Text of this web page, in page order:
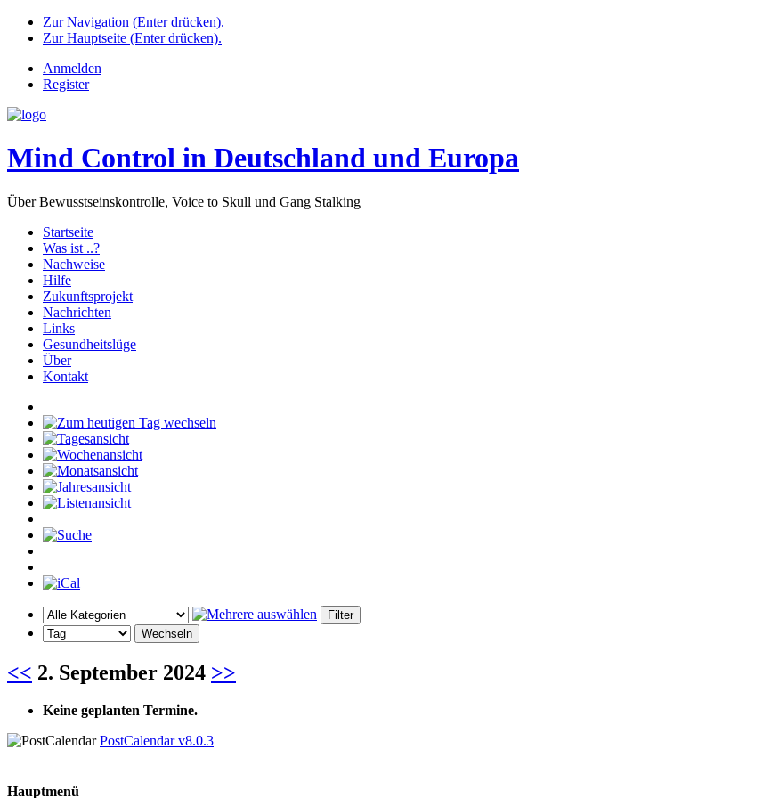
Zur Navigation (Enter drücken).
Zur Hauptseite (Enter drücken).
Anmelden
Register
Mind Control in Deutschland und Europa
Über Bewusstseinskontrolle, Voice to Skull und Gang Stalking
Startseite
Was ist ..?
Nachweise
Hilfe
Zukunftsprojekt
Nachrichten
Links
Gesundheitslüge
Über
Kontakt
<< 2. September 2024 >>
Keine geplanten Termine.
PostCalendar v8.0.3
Hauptmenü